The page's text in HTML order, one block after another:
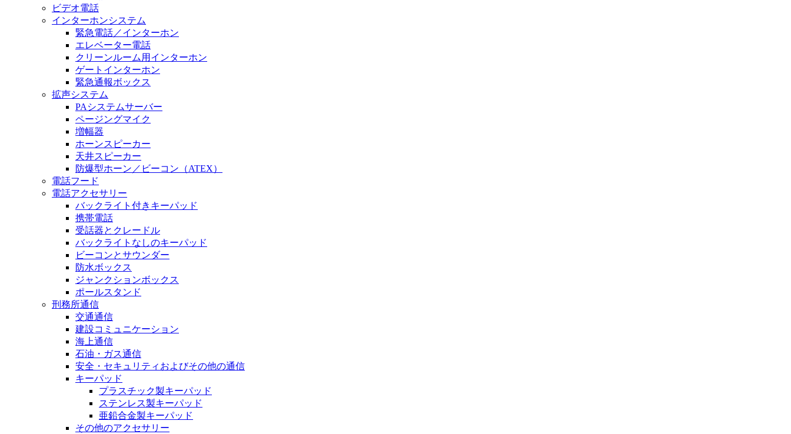
ビデオ電話
インターホンシステム
緊急電話／インターホン
エレベーター電話
クリーンルーム用インターホン
ゲートインターホン
緊急通報ボックス
拡声システム
PAシステムサーバー
ページングマイク
増幅器
ホーンスピーカー
天井スピーカー
防爆型ホーン／ビーコン（ATEX）
電話フード
電話アクセサリー
バックライト付きキーパッド
携帯電話
受話器とクレードル
バックライトなしのキーパッド
ビーコンとサウンダー
防水ボックス
ジャンクションボックス
ポールスタンド
刑務所通信
交通通信
建設コミュニケーション
海上通信
石油・ガス通信
安全・セキュリティおよびその他の通信
キーパッド
プラスチック製キーパッド
ステンレス製キーパッド
亜鉛合金製キーパッド
その他のアクセサリー